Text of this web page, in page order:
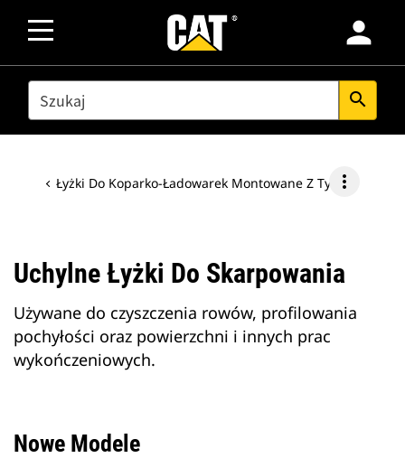
person
SEARCH search
Łyżki Do Koparko-Ładowarek Montowane Z Tyłu more_vert
Uchylne Łyżki Do Skarpowania
Używane do czyszczenia rowów, profilowania
pochyłości oraz powierzchni i innych prac
wykończeniowych.
Nowe Modele